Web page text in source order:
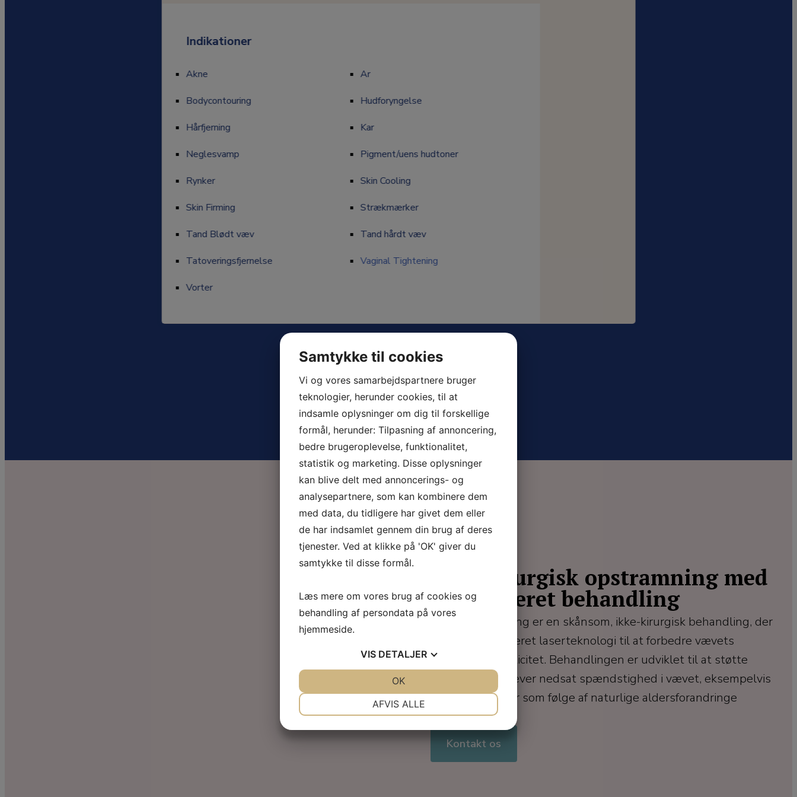
Indikationer
Akne Ar
Bodycontouring Hudforyngelse
Hårfjerning Kar
Neglesvamp Pigment/uens hudtoner
Rynker Skin Cooling
Skin Firming Strækmærker
Tand Blødt væv Tand hårdt væv
Tatoveringsfjernelse Vaginal Tightening
Vorter
Akne Ar
Bodycontouring Hudforyngelse
Hårfjerning Kar
Neglesvamp Pigment/uens hudtoner
Rynker Skin Cooling
Skin Firming Strækmærker
Tand Blødt væv Tand hårdt væv
Tatoveringsfjernelse
Ikke-kirurgisk opstramning med
laserbaseret behandling
Vaginal tightening er en skånsom, ikke-kirurgisk behandling, der
anvender avanceret laserteknologi til at forbedre vævets
fasthed og elasticitet. Behandlingen er udviklet til at støtte
kvinder, der oplever nedsat spændstighed i vævet, eksempelvis
efter fødsel eller som følge af naturlige aldersforandringe
Kontakt os
Samtykke til cookies
Vi og vores samarbejdspartnere bruger
teknologier, herunder cookies, til at
indsamle oplysninger om dig til forskellige
formål, herunder: Tilpasning af annoncering,
bedre brugeroplevelse, funktionalitet,
statistik og marketing. Disse oplysninger
kan blive delt med annoncerings- og
analysepartnere, som kan kombinere dem
med data, du tidligere har givet dem eller
de har indsamlet gennem din brug af deres
tjenester. Ved at klikke på 'OK' giver du
samtykke til disse formål.
Læs mere om vores brug af cookies og
behandling af persondata på vores
hjemmeside.
VIS DETALJER
STATISTIK
AFVIS ALLE
OK